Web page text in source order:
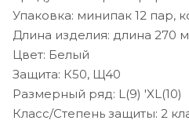
Упаковка: минипак 12 пар,
Длина изделия: длина 270
Цвет: Белый
Защита: К50, Щ40
Размерный ряд: L(9) 'XL(10)
Класс/Степень защиты: 2